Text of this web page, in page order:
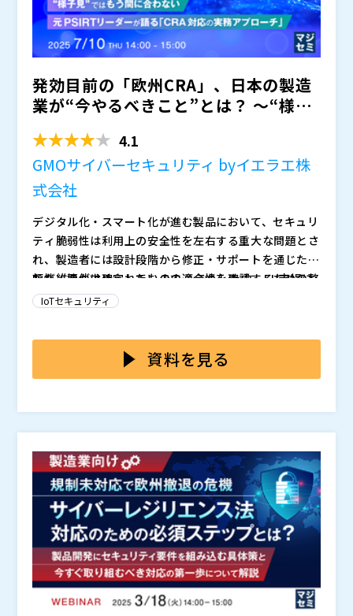
るとも言われています。
ければよいか分からない」とお悩みの方は、ぜひご参加
ください。
発効目前の「欧州CRA」、日本の製造
業が“今やるべきこと”とは？ ～“様子
4.1
GMOサイバーセキュリティ byイエラエ株
式会社
デジタル化・スマート化が進む製品において、セキュリ
ティ脆弱性は利用上の安全性を左右する重大な問題とさ
れ、製造者には設計段階から修正・サポートを通じた信
頼性維持が求められています。 こうした中、EU市場に
流通するすべてのデジタル製品に対し、サイバーセキュ
告など一部要件は2026年9月、全要件は2027年12月に
発効されます。今後数年間で欧州にIoT製品やソフトウ
深刻な影響を与えると見られており、その対応が喫緊の
課題となっています。
ただ、要件は確定したものの適合性を確認するための整
合規格がまだ確定していない現状では「要件は分かる
に製品を出荷する大手製造業では、社内の対応進捗にば
らつきがあり「どんな脆弱性があってはいけないのか」
う形で整備すればよいのか」など、要件理解の仕方が障
壁となっています。CRA対応の取り組みで実際に苦労す
る点としては「経営層のセキュリティ品質への関与不
足」や「“セキュリティは難しい”という先入観」などが
挙げられます。今、多くの現場で求められるのは、誰が
責任を持ってCRA対応を主導するのか、明確な意思決定
と行動だと言えます。
持つ講師が「CRA対応の取り組みで実際に苦労する点は
どこか?」「脆弱性報告体制やセキュア開発を機能させ
の勘所を解説します。 また、CRA 準拠に向けた取り組
みを支援するソリューションとして「CRA対応状況アセ
スメントツール」「CRA対応支援アドバイザリーサービ
ス」などをご紹介します。製品セキュリティの対応は、
製品の企画・設計・開発段階から運用まですべてのフェ
ーズで対応する必要があります。「2026年9月までの脆
弱性報告、2027年12月までの全要件順守などが迫る
中、CRAの整合規格が出てくるまで様子を見ているだけ
で大丈夫だと思いますか？」、CRA対応に不安を抱えて
いる方は、ぜひ、今後の方針策定のヒントをつかみ取っ
てください。
トアップ、総合電機メーカー、グループ企業を擁するSI
企業などに所属されている方 ・製品開発／設計部門、
情報セキュリティ／CSIRT／ITガバナンス部門、品質保
証・製品認証部門、法務／コンプライアンス部門などで
業務を担当されている方
GMOサイバーセキュリティ byイエラエ株式会社（）
株式会社オープンソース活用研究所（）
マジセミ株式会社（）
※共催、協賛、協力、講演企業は将来的に追加、削除さ
れる可能性があります。
IoTセキュリティ
資料を見る